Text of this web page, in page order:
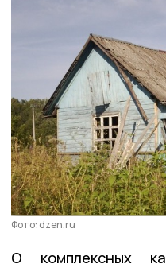
Фото: dzen.ru
О комплексных